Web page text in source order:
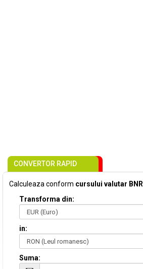
CONVERTOR RAPID
Calculeaza conform cursului valutar BNR
Transforma din:
in:
Suma: